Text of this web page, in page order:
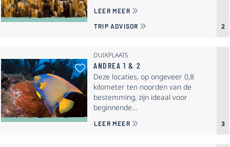
LEER MEEROVER ALICE IN WONDERLAND
TRIP ADVISOR 2
Als Favoriet Selecteren: Andrea 1
DUIKPLAATS
ANDREA 1 & 2
Deze locaties, op ongeveer 0,8
kilometer ten noorden van de
bestemming, zijn ideaal voor
beginnende…
LEER MEEROVER ANDREA 1 & 2 3